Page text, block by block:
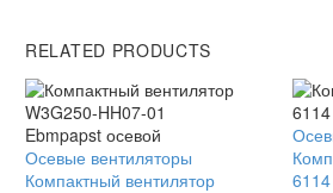
RELATED PRODUCTS
Компактный
вентилятор
Осевые вентиляторы
Компактный вентилятор
6114